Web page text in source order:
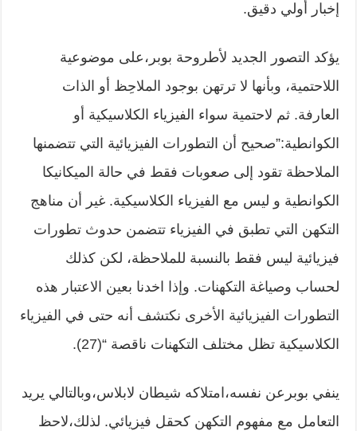
إخبار أولي دقيق.
يؤكد التصور الجديد لأطروحة بوبر،على موضوعية
اللاحتمية، وبأنها لا ترتهن بوجود الملاحِظ أو الذات
العارفة. ثم لاحتمية سواء الفيزياء الكلاسيكية أو
الكوانطية:”صحيح أن التطورات الفيزيائية التي تتضمنها
الملاحظة تقود إلى صعوبات فقط في حالة الميكانيكا
الكوانطية و ليس مع الفيزياء الكلاسيكية. غير أن مناهج
التكهن التي تطبق في الفيزياء تتضمن حدوث تطورات
فيزيائية ليس فقط بالنسبة للملاحظة، لكن كذلك
لحساب وصياغة التكهنات. وإذا اخدنا بعين الاعتبار هذه
التطورات الفيزيائية الأخرى نكتشف أنه حتى في الفيزياء
الكلاسيكية تظل مختلف التكهنات ناقصة “(27).
ينفي بوبرعن نفسه،امتلاكه شيطان لابلاس،وبالتالي يريد
التعامل مع مفهوم التكهن كحقل فيزيائي. لذلك،لاحظ